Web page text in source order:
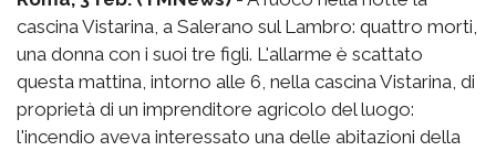
cascina Vistarina, a Salerano sul Lambro: quattro morti,
una donna con i suoi tre figli. L'allarme è scattato
questa mattina, intorno alle 6, nella cascina Vistarina, di
proprietà di un imprenditore agricolo del luogo:
l'incendio aveva interessato una delle abitazioni della